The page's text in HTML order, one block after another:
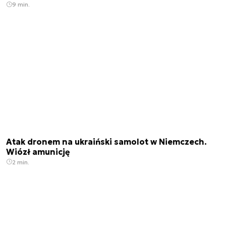
9 min.
Atak dronem na ukraiński samolot w Niemczech.
Wiózł amunicję
2 min.